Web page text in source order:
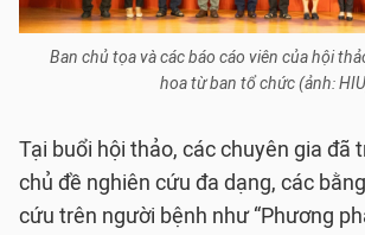
Ban chủ tọa và các báo cáo viên của hội
hoa từ ban tổ chức (ảnh:
Tại buổi hội thảo, các chuyên gia đã
chủ đề nghiên cứu đa dạng, các
cứu trên người bệnh như “Phương